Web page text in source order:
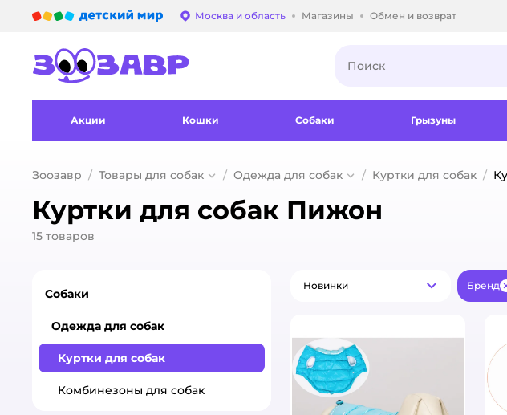
Выбор адреса доставки.
Москва и область Магазины Обмен и возврат
Акции Кошки Собаки Грызуны
Зоозавр Товары для собак Одежда для собак Куртки для собак
Куртки для собак Пижон
15 товаров
Новинки Бренд
Собаки
Одежда для собак
Куртки для собак
Комбинезоны для собак